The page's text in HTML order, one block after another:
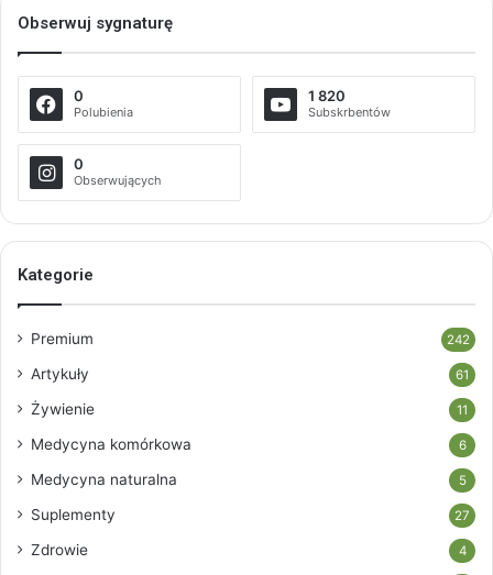
Obserwuj sygnaturę
0
Polubienia
1 820
Subskrbentów
0
Obserwujących
Kategorie
Premium 242
Artykuły 61
Żywienie 11
Medycyna komórkowa 6
Medycyna naturalna 5
Suplementy 27
Zdrowie 4